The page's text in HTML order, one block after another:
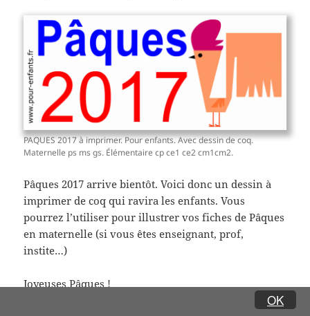
OK
PAQUES 2017 à imprimer. Pour enfants. Avec dessin de coq.
Maternelle ps ms gs. Élémentaire cp ce1 ce2 cm1cm2.
Pâques 2017 arrive bientôt. Voici donc un dessin à
imprimer de coq qui ravira les enfants. Vous
pourrez l’utiliser pour illustrer vos fiches de Pâques
en maternelle (si vous êtes enseignant, prof,
instite…)
Joyeuses Pâques !